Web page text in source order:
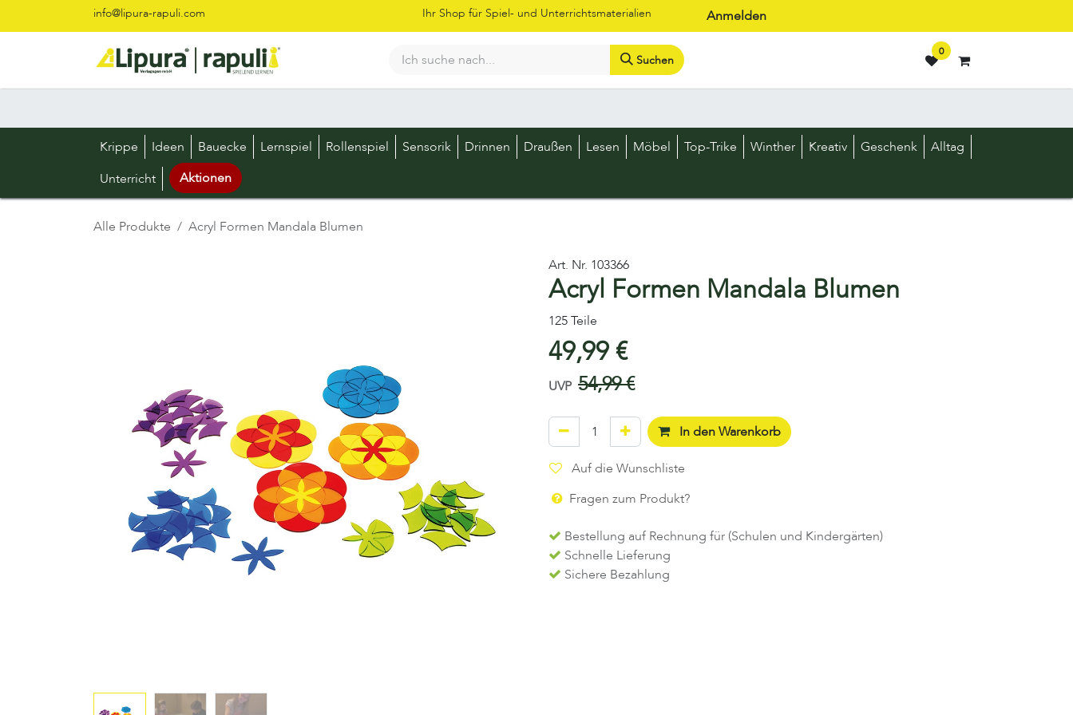
Zum Inhalt springeninfo@lipura-rapuli.com Ihr Shop für Spiel- und Unterrichtsmaterialien Anmelden
Suchen
0
Krippe Ideen Bauecke Lernspiel Rollenspiel Sensorik Drinnen Draußen Lesen Möbel Top-Trike Winther Kreativ Geschenk
Alltag
Unterricht
Aktionen
Alle Produkte Acryl Formen Mandala Blumen
Art. Nr. 103366
Acryl Formen Mandala Blumen
125 Teile
49,99€
UVP 54,99€
In den Warenkorb
Auf die Wunschliste
Fragen zum Produkt?
Bestellung auf Rechnung für (Schulen und Kindergärten)
Schnelle Lieferung
Sichere Bezahlung